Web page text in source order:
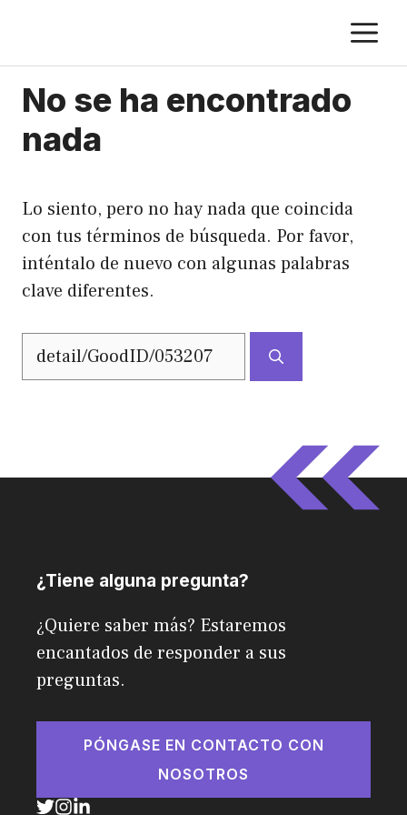
contenido
No se ha encontrado
nada
Lo siento, pero no hay nada que coincida
con tus términos de búsqueda. Por favor,
inténtalo de nuevo con algunas palabras
clave diferentes.
Buscar:
¿Tiene alguna pregunta?
¿Quiere saber más? Estaremos
encantados de responder a sus
preguntas.
PÓNGASE EN CONTACTO CON
NOSOTROS